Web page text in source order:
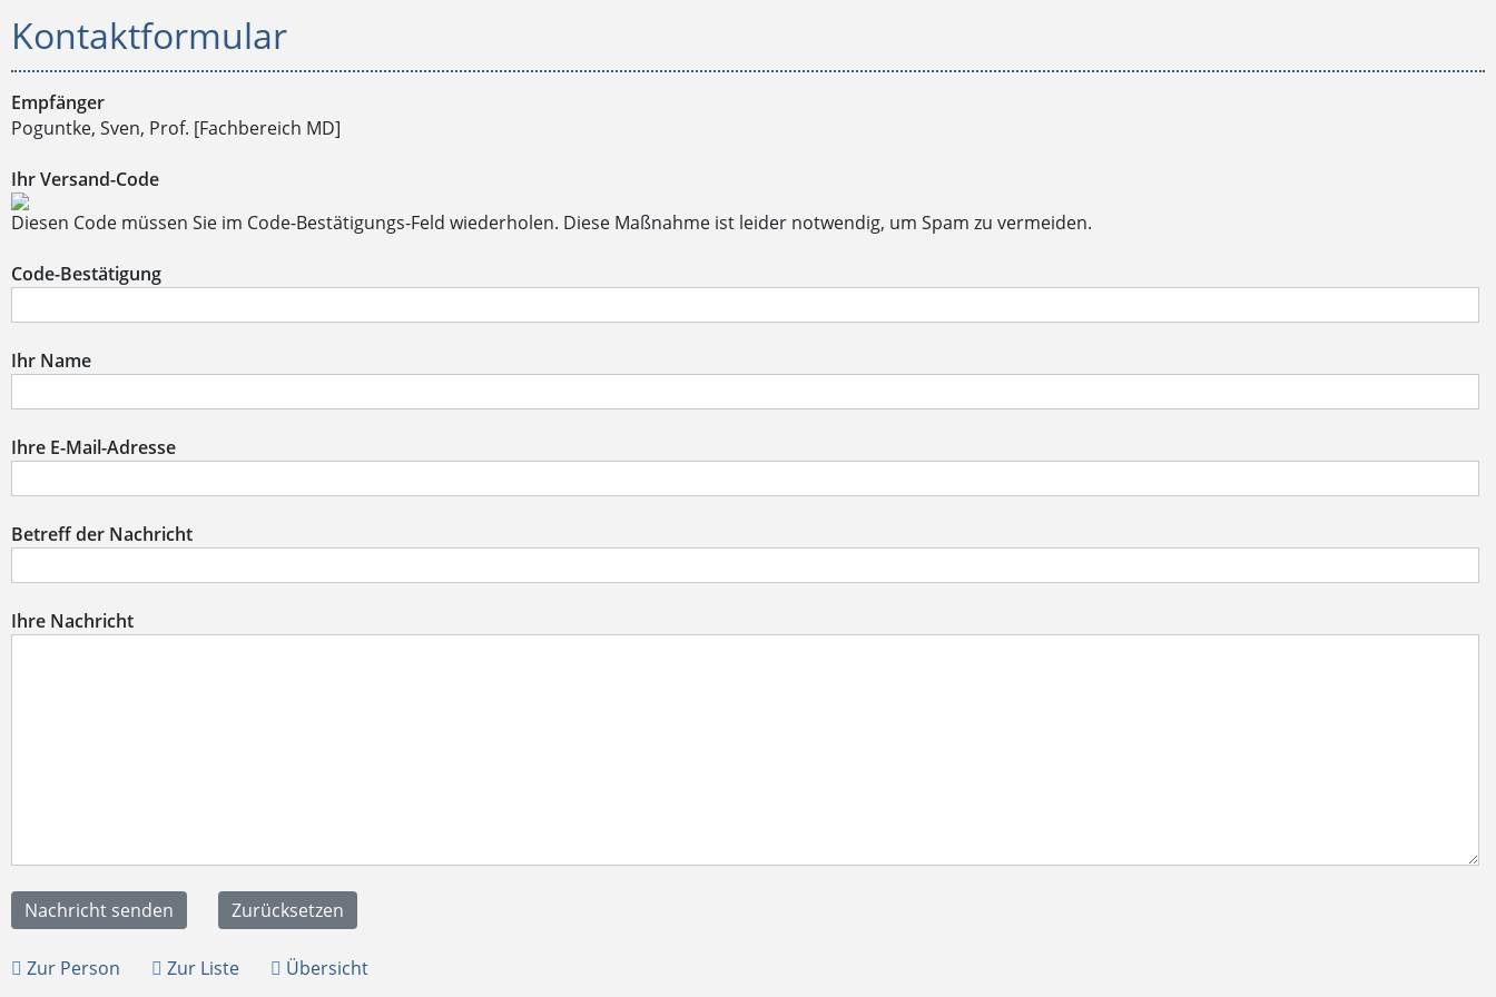
Kontaktformular
Empfänger
Poguntke, Sven, Prof. [Fachbereich MD]
Ihr Versand-Code
Diesen Code müssen Sie im Code-Bestätigungs-Feld wiederholen. Diese Maßnahme ist leider notwendig, um Spam zu vermeiden.
Code-Bestätigung
Ihr Name
Ihre E-Mail-Adresse
Betreff der Nachricht
Ihre Nachricht
Zur Person Zur Liste Übersicht